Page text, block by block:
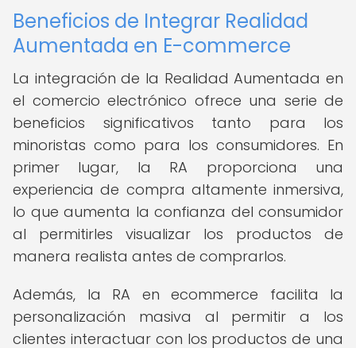
Beneficios de Integrar Realidad
Aumentada en E-commerce
La integración de la Realidad Aumentada en
el comercio electrónico ofrece una serie de
beneficios significativos tanto para los
minoristas como para los consumidores. En
primer lugar, la RA proporciona una
experiencia de compra altamente inmersiva,
lo que aumenta la confianza del consumidor
al permitirles visualizar los productos de
manera realista antes de comprarlos.
Además, la RA en ecommerce facilita la
personalización masiva al permitir a los
clientes interactuar con los productos de una